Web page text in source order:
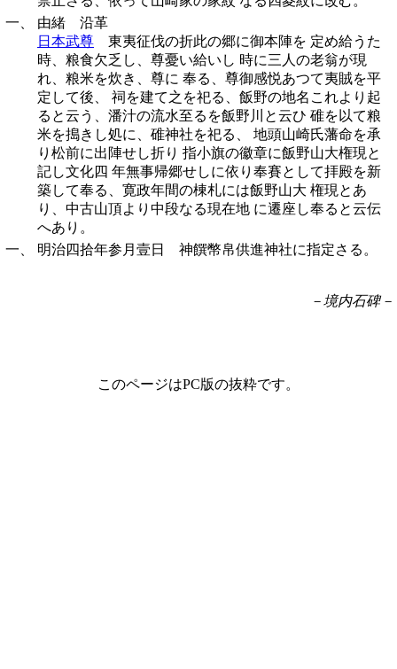
一、
由緒 沿革
日本武尊 東夷征伐の折此の郷に御本陣を 定め給うた
時、粮食欠乏し、尊憂い給いし 時に三人の老翁が現
れ、粮米を炊き、尊に 奉る、尊御感悦あつて夷賊を平
定して後、 祠を建て之を祀る、飯野の地名これより起
ると云う、潘汁の流水至るを飯野川と云ひ 碓を以て粮
米を搗きし処に、碓神社を祀る、 地頭山崎氏藩命を承
り松前に出陣せし折り 指小旗の徽章に飯野山大権現と
記し文化四 年無事帰郷せしに依り奉賽として拝殿を新
築して奉る、寛政年間の棟札には飯野山大 権現とあ
り、中古山頂より中段なる現在地 に遷座し奉ると云伝
へあり。
一、
明治四拾年参月壹日 神饌幣帛供進神社に指定さる。
－境内石碑－
このページはPC版の抜粋です。